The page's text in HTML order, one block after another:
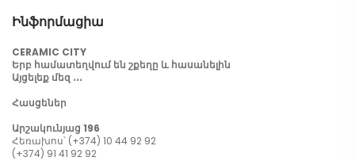
Ինֆորմացիա
CERAMIC CITY
Երբ համատեղվում են շքեղը և հասանելին
Այցելեք մեզ ․․․
Հասցեներ
Արշակունյաց 196
Հեռախոս՝ (+374) 10 44 92 92
(+374) 91 41 92 92